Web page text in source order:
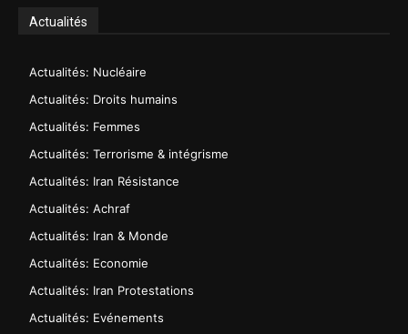
Actualités
Actualités: Nucléaire
Actualités: Droits humains
Actualités: Femmes
Actualités: Terrorisme & intégrisme
Actualités: Iran Résistance
Actualités: Achraf
Actualités: Iran & Monde
Actualités: Economie
Actualités: Iran Protestations
Actualités: Evénements